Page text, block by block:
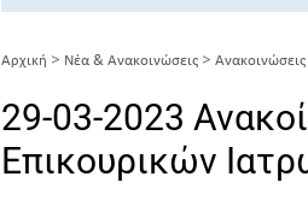
Αρχική > Νέα & Ανακοινώσεις > Ανακοινώσεις
29-03-2023
Επικουρικών